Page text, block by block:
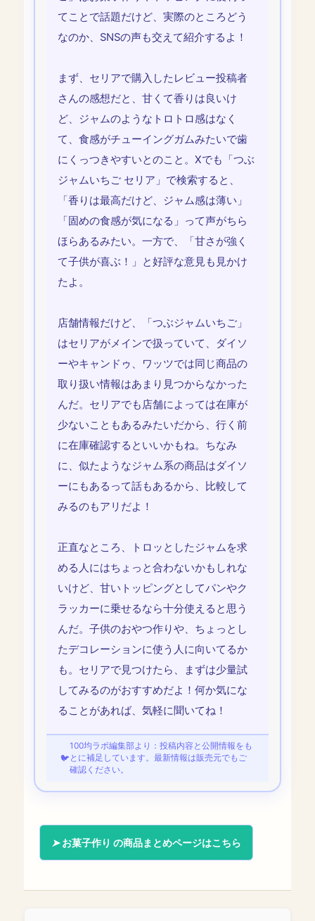
てことで話題だけど、実際のところどう
なのか、SNSの声も交えて紹介するよ！
まず、セリアで購入したレビュー投稿者
さんの感想だと、甘くて香りは良いけ
ど、ジャムのようなトロトロ感はなく
て、食感がチューイングガムみたいで歯
にくっつきやすいとのこと。Xでも「つぶ
ジャムいちご セリア」で検索すると、
「香りは最高だけど、ジャム感は薄い」
「固めの食感が気になる」って声がちら
ほらあるみたい。一方で、「甘さが強く
て子供が喜ぶ！」と好評な意見も見かけ
たよ。
店舗情報だけど、「つぶジャムいちご」
はセリアがメインで扱っていて、ダイソ
ーやキャンドゥ、ワッツでは同じ商品の
取り扱い情報はあまり見つからなかった
んだ。セリアでも店舗によっては在庫が
少ないこともあるみたいだから、行く前
に在庫確認するといいかもね。ちなみ
に、似たようなジャム系の商品はダイソ
ーにもあるって話もあるから、比較して
みるのもアリだよ！
正直なところ、トロッとしたジャムを求
める人にはちょっと合わないかもしれな
いけど、甘いトッピングとしてパンやク
ラッカーに乗せるなら十分使えると思う
んだ。子供のおやつ作りや、ちょっとし
たデコレーションに使う人に向いてるか
も。セリアで見つけたら、まずは少量試
してみるのがおすすめだよ！何か気にな
ることがあれば、気軽に聞いてね！
100均ラボ編集部より：投稿内容と公開情報をも
とに補足しています。最新情報は販売元でもご
確認ください。
お菓子作り の商品まとめページはこちら